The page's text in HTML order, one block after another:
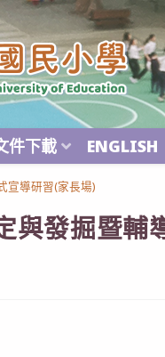
件下載 ENGLISH
宣導研習(家長場)
與發掘暨